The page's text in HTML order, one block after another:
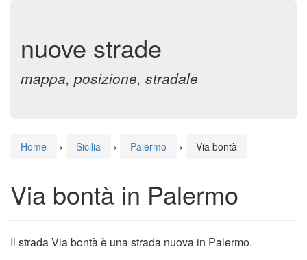
nuove strade
mappa, posizione, stradale
Home › Sicilia › Palermo › Via bontà
Via bontà in Palermo
Il strada Via bontà è una strada nuova in Palermo.